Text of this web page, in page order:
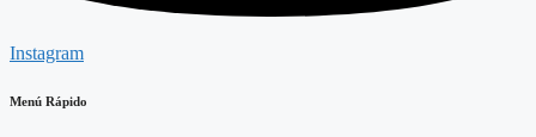
Instagram
Menú Rápido